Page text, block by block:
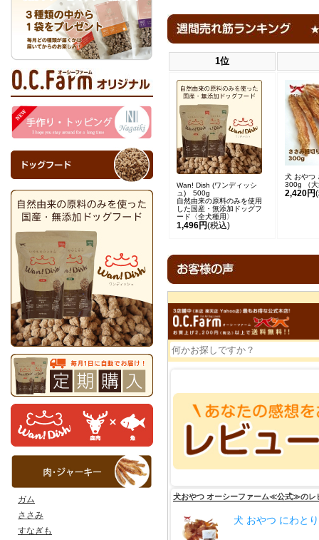
ガム
ささみ
すなぎも
1位
Wan! Dish (ワンディッシ
ュ) 500g
自然由来の原料のみを使用
した国産・無添加ドッグフ
ード〈全犬種用〉
1,496円(税込)
犬 おやつ
300g （
2,420円